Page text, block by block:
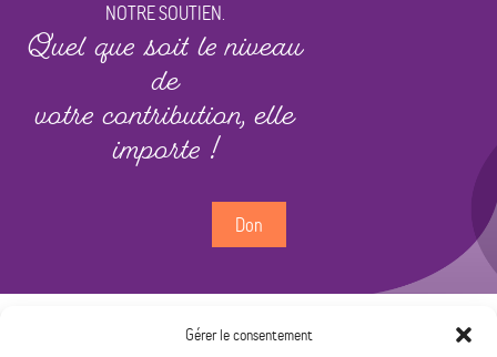
Gérer le consentement
NOTRE SOUTIEN.
Quel que soit le niveau
de
votre contribution, elle
importe !
Don